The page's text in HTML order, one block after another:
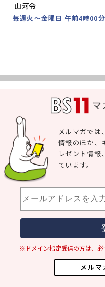
山河令
毎週火～金曜日 午前4時00分
マ
メルマ
メルマガでは
情報のほか、
レゼント情報
ています。
※ドメイン指定受信の方は、必